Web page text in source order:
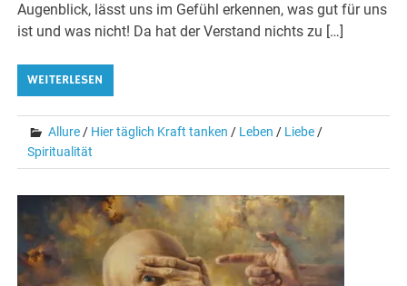
Augenblick, lässt uns im Gefühl erkennen, was gut für uns
ist und was nicht! Da hat der Verstand nichts zu […]
WEITERLESEN
Allure/ Hier täglich Kraft tanken / Leben / Liebe/
Spiritualität